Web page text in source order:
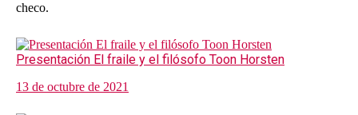
checo.
Presentación El fraile y el filósofo Toon Horsten
13 de octubre de 2021